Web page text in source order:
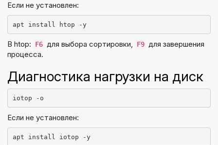
Если не установлен:
apt install htop -y
В htop: F6 для выбора сортировки, F9 для завершения
процесса.
Диагностика нагрузки на диск
iotop -o
Если не установлен:
apt install iotop -y